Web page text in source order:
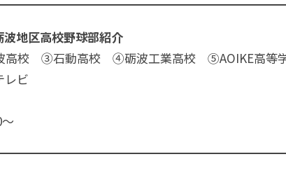
地区高校野球部紹介
校 ③石動高校 ④砺波工業高校 ⑤AOIKE高等
レビ